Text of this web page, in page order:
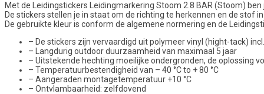
Met de Leidingstickers Leidingmarkering Stoom 2.8 BAR (Stoom)
De stickers stellen je in staat om de richting te herkennen en de stof
De gebruikte kleur is conform de algemene normering en de
– De stickers zijn vervaardigd uit polymeer vinyl (hight-tack)
– Langdurig outdoor duurzaamheid van maximaal 5 jaar
– Uitstekende hechting moeilijke ondergronden, de oplossing
– Temperatuurbestendigheid van – 40 °C to + 80 °C
– Aangeraden montagetemperatuur +10 °C
– Ontvlambaarheid: zelfdovend